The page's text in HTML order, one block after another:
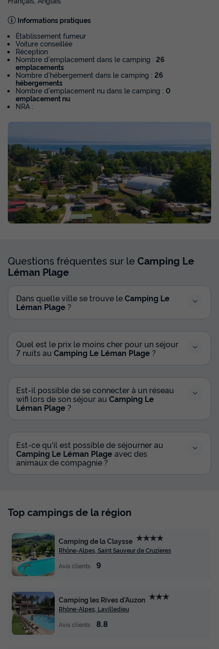
CHALET 6 personnes - Chalet cosy 4
places (+ 2)
Annulation gratuite
Surface
28m²
Adultes Enfants Chambres Salle de bain
Terrasse couverte Accès wifi Cafetière
Lave-vaisselle
CHALET 6 personnes - Chalet cosy 4 places (+ 2)
du09/10/2026au16/10/2026
Meilleur prix pour 7 nuits
Modifier les dates
371 €
CHALET 5 personnes - Chalet cosy 5
Annulation gratuite
Surface
25m²
Adultes Chambres
Terrasse couverte Accès wifi
Animaux autorisés *
Cafetière
Congélateur
+ 5
Meilleur prix pour 7 nuits
Voir les disponibilités
Informations pratiques
Établissement fumeur
Voiture conseillée
Réception
Nombre d'emplacement dans le camping : 26
emplacements
Nombre d'hébergement dans le camping : 26
hébergements
Nombre d'emplacement nu dans le camping : 0
emplacement nu
NRA :
Voir la carte
Questions fréquentes sur leCamping Le
Léman Plage
Dans quelle ville se trouve leCamping Le
Léman Plage ?
Quel est le prix le moins cher pour un séjour
7 nuits au Camping Le Léman Plage ?
Est-il possible de se connecter à un réseau
wifi lors de son séjour au Camping Le
Léman Plage ?
Est-ce qu'il est possible de séjourner au
Camping Le Léman Plage avec des
animaux de compagnie ?
Top campings de la région
Camping de la Claysse ★★★★
Rhône-Alpes, Saint Sauveur de Cruzieres
Avis clients
9
Camping les Rives d'Auzon ★★★
Rhône-Alpes, Lavilledieu
Avis clients
8.8